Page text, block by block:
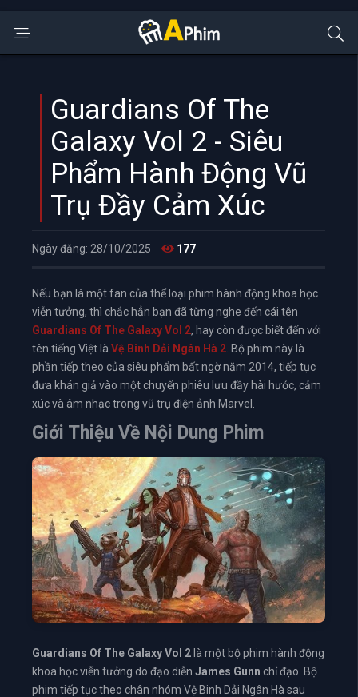
Guardians Of The
Galaxy Vol 2 - Siêu
Phẩm Hành Động Vũ
Trụ Đầy Cảm Xúc
Ngày đăng: 28/10/2025 177
Nếu bạn là một fan của thể loại phim hành động khoa học
viễn tưởng, thì chắc hẳn bạn đã từng nghe đến cái tên
Guardians Of The Galaxy Vol 2, hay còn được biết đến với
tên tiếng Việt là Vệ Binh Dải Ngân Hà 2 . Bộ phim này là
phần tiếp theo của siêu phẩm bất ngờ năm 2014, tiếp tục
đưa khán giả vào một chuyến phiêu lưu đầy hài hước, cảm
xúc và âm nhạc trong vũ trụ điện ảnh Marvel.
Giới Thiệu Về Nội Dung Phim
Guardians Of The Galaxy Vol 2 là một bộ phim hành động
khoa học viễn tưởng do đạo diễn James Gunn chỉ đạo. Bộ
phim tiếp tục theo chân nhóm Vệ Binh Dải Ngân Hà sau